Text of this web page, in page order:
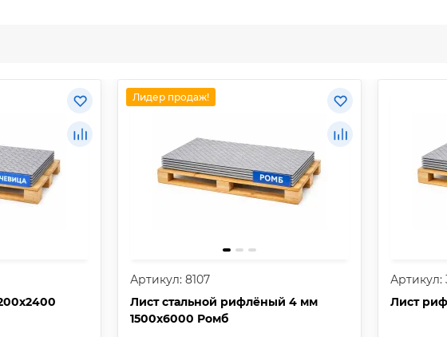
Лидер продаж!
Артикул: 8107
Лист стальной рифлёный 4 мм
1500х6000 Ромб
Артикул:
Лист